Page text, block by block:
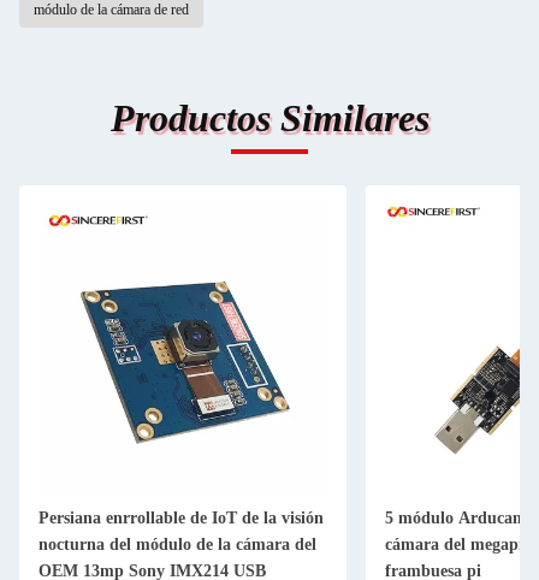
módulo de la cámara de red
Productos Similares
Persiana enrrollable de IoT de la visión
nocturna del módulo de la cámara del
OEM 13mp Sony IMX214 USB
5 módulo Arducam
cámara del
frambuesa pi